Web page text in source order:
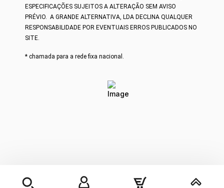
ESPECIFICAÇÕES SUJEITOS A ALTERAÇÃO SEM AVISO
PRÉVIO. A GRANDE ALTERNATIVA, LDA DECLINA QUALQUER
RESPONSABILIDADE POR EVENTUAIS ERROS PUBLICADOS NO
SITE.
* chamada para a rede fixa nacional.